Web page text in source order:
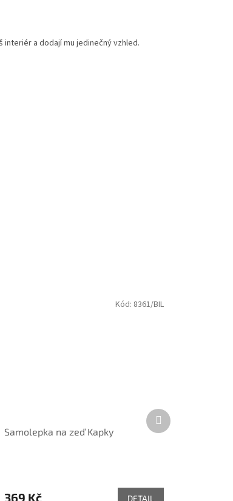
a dodají mu jedinečný vzhled.
Samolepka na zeď Kapky
369 Kč DETAIL
Kód: 8361/BIL
Další
produkt